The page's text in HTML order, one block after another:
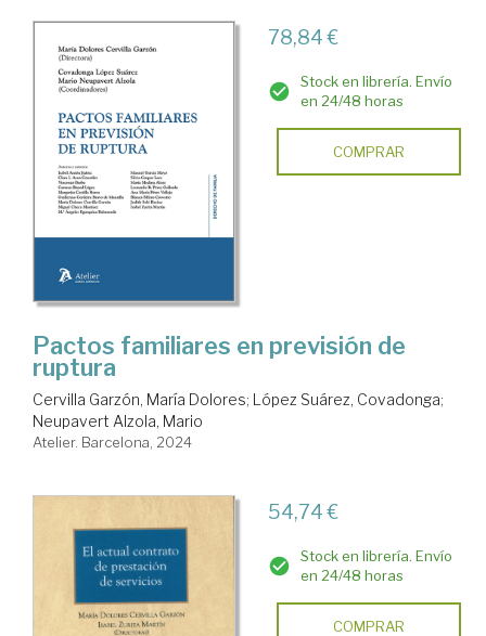
78,84 €
Stock en librería. Envío
en 24/48 horas
COMPRAR
Pactos familiares en previsión de
ruptura
Cervilla Garzón, María Dolores; López Suárez, Covadonga;
Neupavert Alzola, Mario
Atelier. Barcelona, 2024
54,74 €
Stock en librería. Envío
en 24/48 horas
COMPRAR